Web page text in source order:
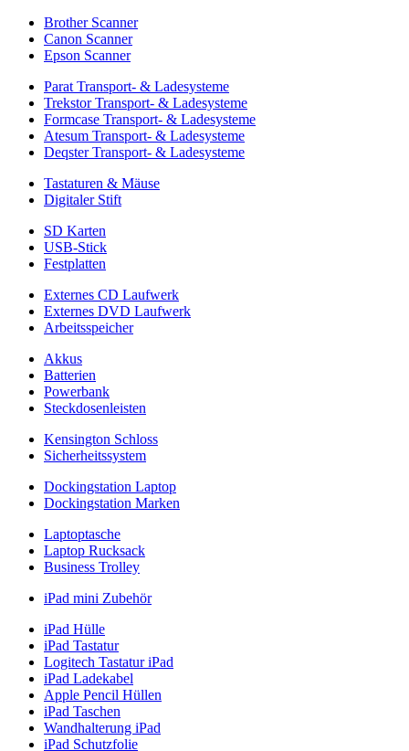
Brother Scanner
Canon Scanner
Epson Scanner
Parat Transport- & Ladesysteme
Trekstor Transport- & Ladesysteme
Formcase Transport- & Ladesysteme
Atesum Transport- & Ladesysteme
Deqster Transport- & Ladesysteme
Tastaturen & Mäuse
Digitaler Stift
SD Karten
USB-Stick
Festplatten
Externes CD Laufwerk
Externes DVD Laufwerk
Arbeitsspeicher
Akkus
Batterien
Powerbank
Steckdosenleisten
Kensington Schloss
Sicherheitssystem
Dockingstation Laptop
Dockingstation Marken
Laptoptasche
Laptop Rucksack
Business Trolley
iPad mini Zubehör
iPad Hülle
iPad Tastatur
Logitech Tastatur iPad
iPad Ladekabel
Apple Pencil Hüllen
iPad Taschen
Wandhalterung iPad
iPad Schutzfolie